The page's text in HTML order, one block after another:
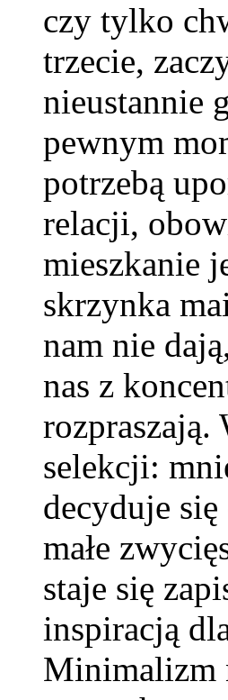
czy tylko
trzecie,
nieustannie
pewnym
potrzebą
relacji,
mieszkanie
skrzynka
nam nie
nas z
rozpraszają.
selekcji:
decyduje
małe
staje się
inspiracją
Minimalizm